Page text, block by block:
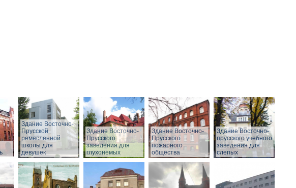
Здание Восточно-
Прусской
ремесленной
школы для
девушек
Здание Восточно-
Прусского
заведения для
глухонемых
Здание Восточно-
Прусского
пожарного
общества
Здание Восточно-
прусского учебного
заведения для
слепых